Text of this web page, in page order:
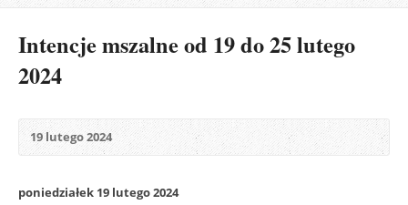
Intencje mszalne od 19 do 25 lutego
2024
19 lutego 2024
poniedziałek 19 lutego 2024